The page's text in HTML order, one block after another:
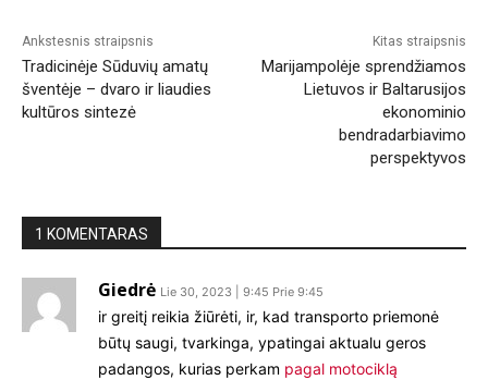
Ankstesnis straipsnis
Tradicinėje Sūduvių amatų
šventėje – dvaro ir liaudies
kultūros sintezė
Kitas straipsnis
Marijampolėje sprendžiamos
Lietuvos ir Baltarusijos
ekonominio
bendradarbiavimo
perspektyvos
1 KOMENTARAS
Giedrė Lie 30, 2023 | 9:45 Prie 9:45
ir greitį reikia žiūrėti, ir, kad transporto priemonė
būtų saugi, tvarkinga, ypatingai aktualu geros
padangos, kurias perkam pagal motociklą